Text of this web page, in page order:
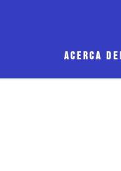
ACERCA DE